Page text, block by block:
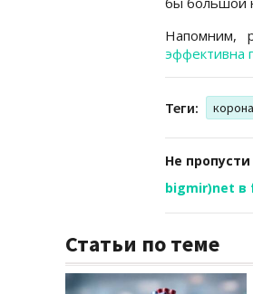
Напомним,
эффективна
Теги:
Не
bigmir)net в
Статьи по теме